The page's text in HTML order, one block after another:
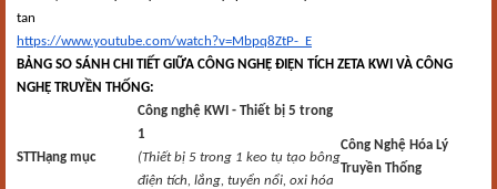
tan
https://www.youtube.com/watch?v=Mbpq8ZtP-_E
BẢNG SO SÁNH CHI TIẾT GIỮA CÔNG NGHỆ ĐIỆN TÍCH ZETA KWI VÀ CÔNG
NGHỆ TRUYỀN THỐNG:
STTHạng mục
Công nghệ KWI - Thiết bị 5 trong
1
(Thiết bị 5 trong 1 keo tụ tạo bông
điện tích, lắng, tuyển nổi, oxi hóa
Công Nghệ Hóa Lý
Truyền Thống